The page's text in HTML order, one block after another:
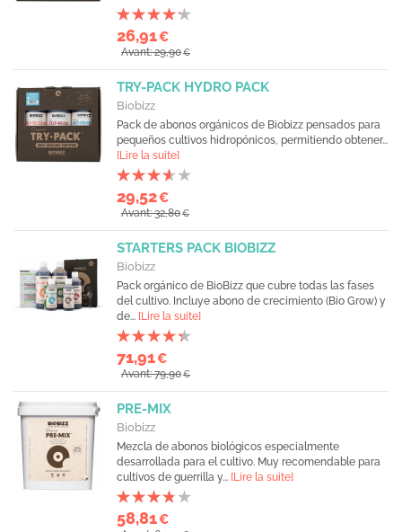
26,91€
Avant: 29,90€
TRY-PACK HYDRO PACK
Biobizz
Pack de abonos orgánicos de Biobizz pensados para
pequeños cultivos hidropónicos, permitiendo obtener...
[Lire la suite]
29,52€
Avant: 32,80€
STARTERS PACK BIOBIZZ
Biobizz
Pack orgánico de BioBizz que cubre todas las fases
del cultivo. Incluye abono de crecimiento (Bio Grow) y
de... [Lire la suite]
71,91€
Avant: 79,90€
PRE-MIX
Biobizz
Mezcla de abonos biológicos especialmente
desarrollada para el cultivo. Muy recomendable para
cultivos de guerrilla y... [Lire la suite]
58,81€